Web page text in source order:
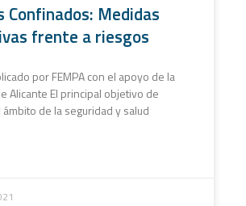
Confinados: Medidas
frente a riesgos
por FEMPA con el apoyo de la
Alicante El principal objetivo de
ámbito de la seguridad y salud